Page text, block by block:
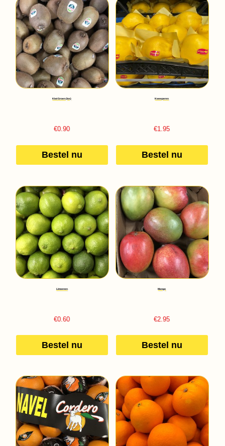
Kiwi Groen (los)
€0.90
Bestel nu
Kweeperen
€1.95
Bestel nu
Limoenen
€0.60
Bestel nu
Mango
€2.95
Bestel nu